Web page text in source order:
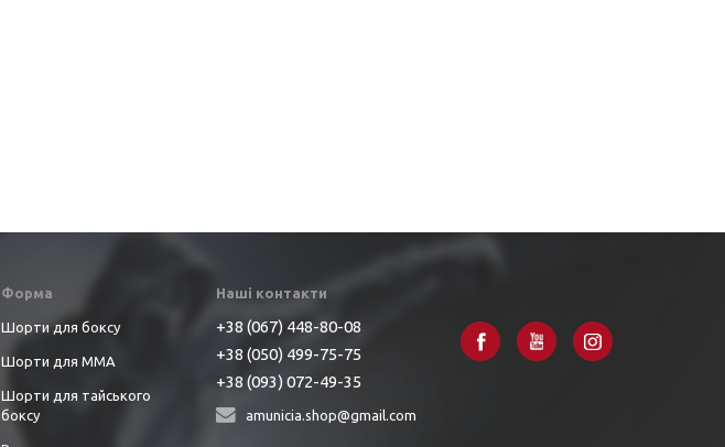
Форма
Шорти для боксу
Шорти для ММА
Шорти для тайського
боксу
Наші контакти
+38 (067) 448-80-08
+38 (050) 499-75-75
+38 (093) 072-49-35
amunicia.shop@gmail.com